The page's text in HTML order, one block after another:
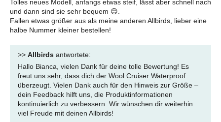
Tolles neues Modell, anfangs etwas steif, lässt aber schnell nach
und dann sind sie sehr bequem 😊.
Fallen etwas größer aus als meine anderen Allbirds, lieber eine
halbe Nummer kleiner bestellen!
>> Allbirds antwortete:
Hallo Bianca, vielen Dank für deine tolle Bewertung! Es
freut uns sehr, dass dich der Wool Cruiser Waterproof
überzeugt. Vielen Dank auch für den Hinweis zur Größe –
dein Feedback hilft uns, die Produktinformationen
kontinuierlich zu verbessern. Wir wünschen dir weiterhin
viel Freude mit deinen Allbirds!